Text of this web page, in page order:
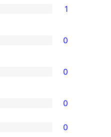
1
0
0
0
0